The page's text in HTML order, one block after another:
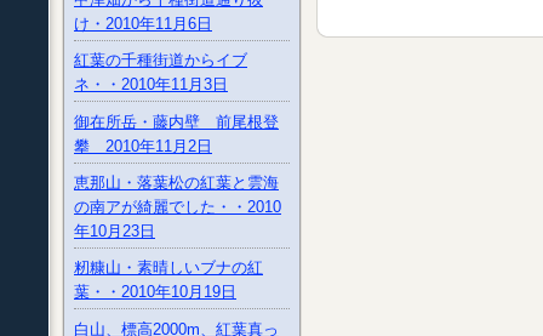
け・2010年11月6日
紅葉の千種街道からイブ
ネ・・2010年11月3日
御在所岳・藤内壁 前尾根登
攀 2010年11月2日
恵那山・落葉松の紅葉と雲海
の南アが綺麗でした・・2010
年10月23日
籾糠山・素晴しいブナの紅
葉・・2010年10月19日
白山、標高2000m、紅葉真っ